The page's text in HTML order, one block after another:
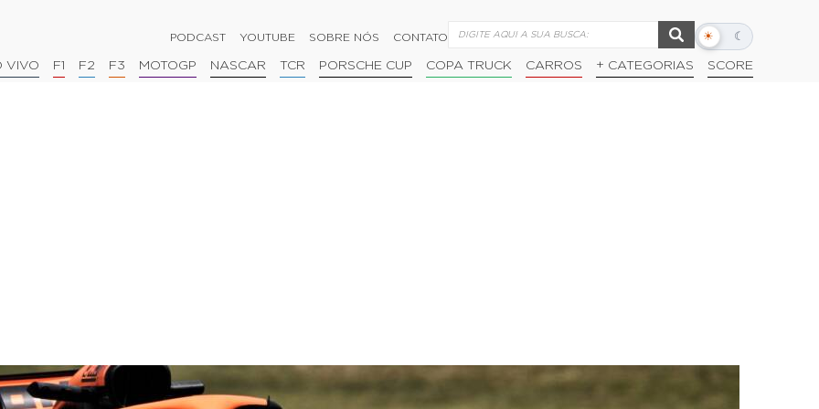
PODCAST YOUTUBE SOBRE NÓS CONTATO ☀ ☾
Alternar
escuro
VIVO F1 F2 F3 MOTOGP NASCAR TCR PORSCHE CUP COPA TRUCK CARROS + CATEGORIAS SCORE